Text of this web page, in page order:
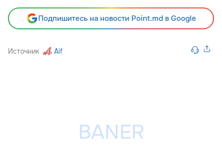
Подпишитесь на новости Point.md в Google
Источник Aif